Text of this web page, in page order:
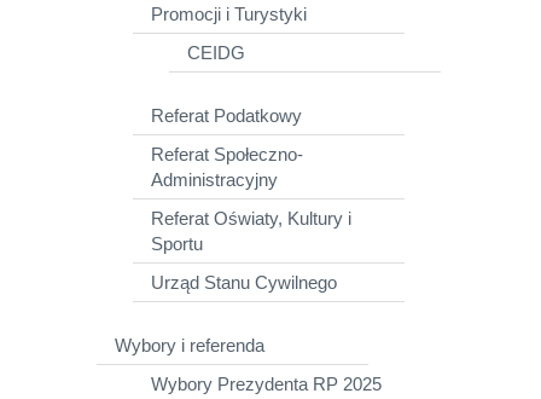
Promocji i Turystyki
CEIDG
Referat Podatkowy
Referat Społeczno-
Administracyjny
Referat Oświaty, Kultury i
Sportu
Urząd Stanu Cywilnego
Wybory i referenda
Wybory Prezydenta RP 2025